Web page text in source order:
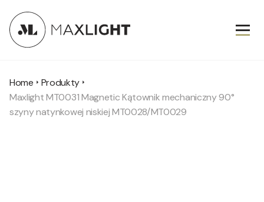
Home
Produkty
Maxlight MT0031 Magnetic Kątownik mechaniczny 90°
szyny natynkowej niskiej MT0028/MT0029